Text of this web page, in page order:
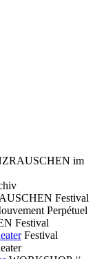
im
Festival
Perpétuel
Festival
Festival